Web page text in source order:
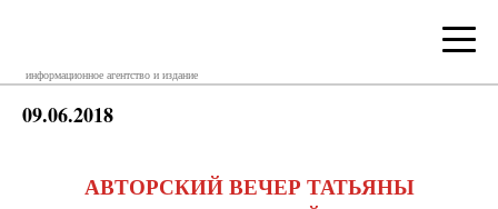
информационное агентство и издание
09.06.2018
АВТОРСКИЙ ВЕЧЕР ТАТЬЯНЫ